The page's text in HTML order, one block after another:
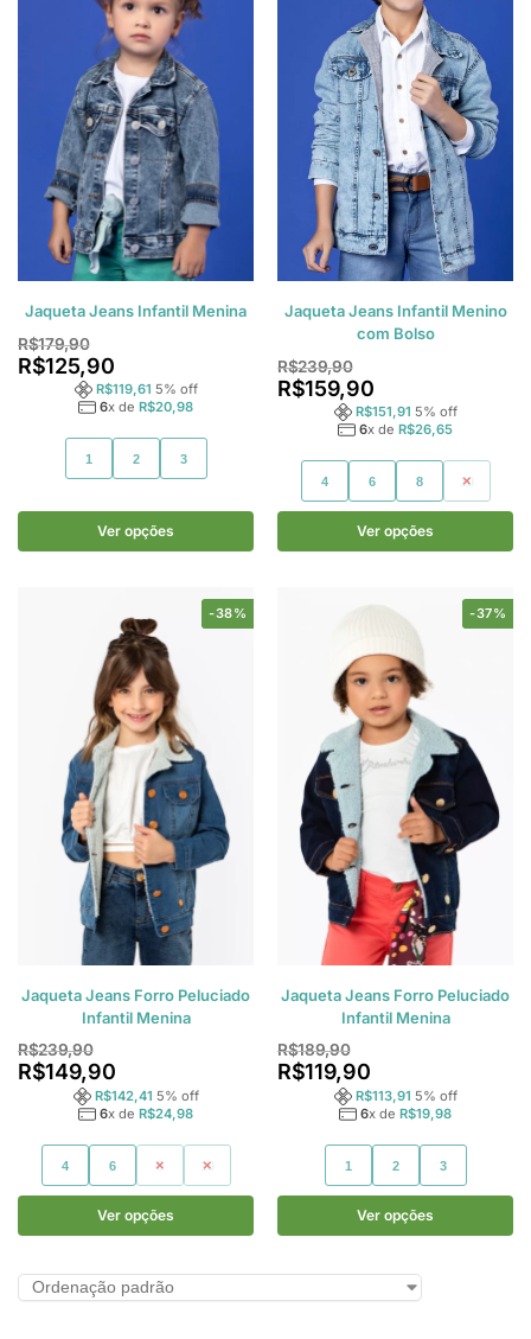
Jaqueta Jeans Infantil Menina
R$179,90
R$125,90
R$119,61 5% off
6x de R$20,98
1 2 3
Ver opções
Jaqueta Jeans Infantil Menino
com Bolso
R$239,90
R$159,90
R$151,91 5% off
6x de R$26,65
4 6 8 10
Ver opções
-38%
Jaqueta Jeans Forro Peluciado
Infantil Menina
R$239,90
R$149,90
R$142,41 5% off
6x de R$24,98
4 6 8 10
Ver opções
-37%
Jaqueta Jeans Forro Peluciado
Infantil Menina
R$189,90
R$119,90
R$113,91 5% off
6x de R$19,98
1 2 3
Ver opções